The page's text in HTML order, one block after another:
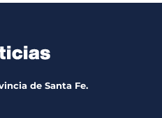
de Santa Fe.